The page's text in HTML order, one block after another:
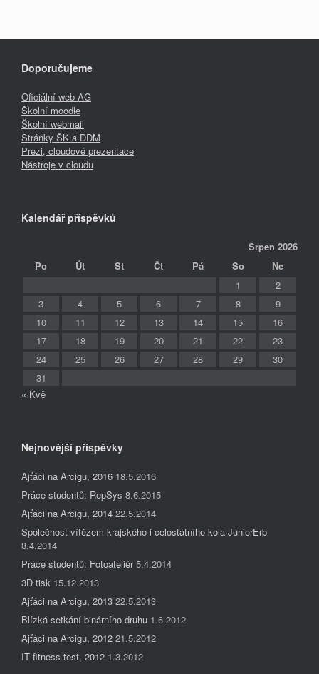
Doporučujeme
Oficiální web AG
Školní moodle
Školní webmail
Stránky ŠK a DDM
Prezi, cloudové prezentace
Nástroje v cloudu
Kalendář příspěvků
Srpen 2026
Po
Út St Čt Pá So
Ne
1
2
3
4 5 6 7 8
9
10
11 12 13 14 15
16
17
18 19 20 21 22
23
24
25 26 27 28 29
30
31
« Kvě
Nejnovější příspěvky
Ajťáci na Arcigu, 2016 18.5.2016
Práce studentů: RepSys 8.6.2015
Ajťáci na Arcigu, 2014 22.5.2014
Společnost vítězem krajského i celostátního kola JuniorErb
8.4.2014
Práce studentů: Fotoateliér 5.4.2014
3D tisk 15.12.2013
Ajťáci na Arcigu, 2013 22.5.2013
Blízká setkání binárního druhu 1.6.2012
Ajťáci na Arcigu, 2012 21.5.2012
IT fitness test, 2012 1.3.2012